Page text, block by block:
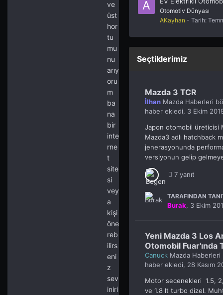
ve
üst
hor
tu
mu
nu
arıy
oru
m
ba
na
bir
inte
rne
t
site
si
vey
a
kişi
öne
reb
ilirs
eni
z
sev
iniri
Otomotiv Dünyası
AKayhan - Tarih:
Seçtiklerimiz
Mazda 3 TCR
İlhan Mazda Haberleri
haber ekledi, 3 Ekim
Japon otomobil üreticisi
Mazda3 adlı hatchback
jenerasyonunda
versiyonun gelip
7 yanıt
TARAFINDAN
Burak, 3 Ekim
Yeni Mazda 3 Los
Otomobil Fuar'ında
Canuck Mazda Haberleri
haber ekledi, 28 Kasım
Motor secenekleri 1.5,
ve 1.8 lt turbo dizel.